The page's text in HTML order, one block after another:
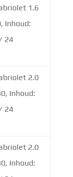
1.6
Inhoud:
24
2.0
Inhoud:
24
2.0
Inhoud: